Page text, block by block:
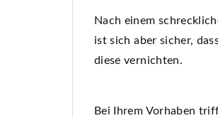
Nach einem
ist sich aber sicher,
diese vernichten.
Bei Ihrem Vorhaben